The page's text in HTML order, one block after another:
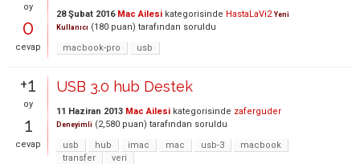
oy
0
cevap
28 Şubat 2016 Mac Ailesi kategorisinde HastaLaVi2 Yeni
Kullanıcı (180 puan) tarafından soruldu
macbook-pro
usb
+1
oy
1
cevap
USB 3.0 hub Destek
11 Haziran 2013 Mac Ailesi kategorisinde zaferguder
Deneyimli (2,580 puan) tarafından soruldu
usb
hub imac mac usb-3
macbook
transfer
veri